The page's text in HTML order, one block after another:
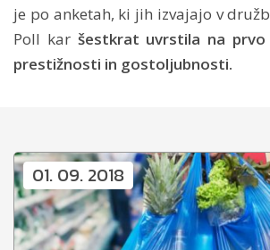
je po anketah, ki jih izvajajo v
Poll kar šestkrat uvrstila na
prestižnosti in gostoljubnosti.
01. 09. 2018